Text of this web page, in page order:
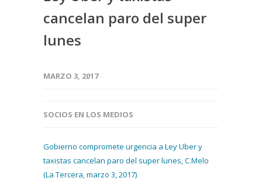
cancelan paro del super
lunes
MARZO 3, 2017
SOCIOS EN LOS MEDIOS
Gobierno compromete urgencia a Ley Uber y
taxistas cancelan paro del super lunes, C.Melo
(La Tercera, marzo 3, 2017)